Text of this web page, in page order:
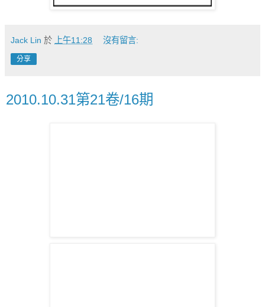
Jack Lin 於 上午11:28 沒有留言:
分享
2010.10.31第21卷/16期